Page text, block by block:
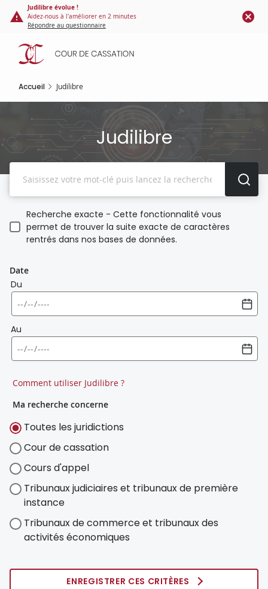
Panneau de gestion des cookies
contenu
principal
Judilibre évolue !
Aidez-nous à l'améliorer en 2 minutes
Répondre au questionnaire
Accueil Judilibre
Judilibre
Recherche exacte - Cette fonctionnalité vous
permet de trouver la suite exacte de caractères
rentrés dans nos bases de données.
Date
Du
Au
Comment utiliser Judilibre ?
Ma recherche concerne
Toutes les juridictions
Cour de cassation
Cours d'appel
Tribunaux judiciaires et tribunaux de première
instance
Tribunaux de commerce et tribunaux des
activités économiques
ENREGISTRER CES CRITÈRES